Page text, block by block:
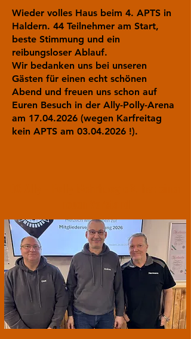
Wieder volles Haus beim 4. APTS in
Haldern. 44 Teilnehmer am Start,
beste Stimmung und ein
reibungsloser Ablauf.
Wir bedanken uns bei unseren
Gästen für einen echt schönen
Abend und freuen uns schon auf
Euren Besuch in der Ally-Polly-Arena
am 17.04.2026 (wegen Karfreitag
kein APTS am 03.04.2026 !).